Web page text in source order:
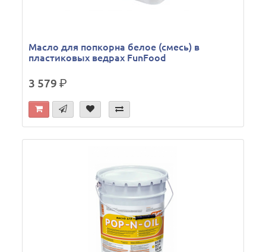
Масло для попкорна белое (смесь) в
пластиковых ведрах FunFood
3 579р.